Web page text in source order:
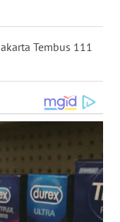
Tembus 111